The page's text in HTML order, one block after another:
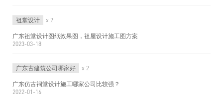
祖堂设计 x 2
广东祖堂设计图纸效果图，祖屋设计施工图方案
2023-03-18
广东古建筑公司哪家好 x 2
广东仿古祠堂设计施工哪家公司比较强？
2022-01-16